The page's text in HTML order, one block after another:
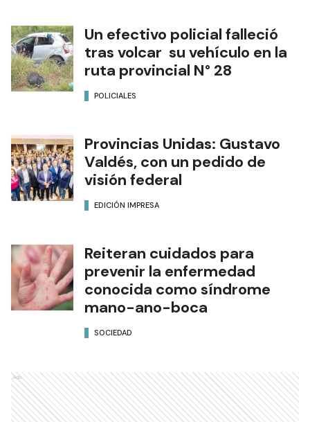
Un efectivo policial falleció
tras volcar su vehículo en la
ruta provincial N° 28
POLICIALES
Provincias Unidas: Gustavo
Valdés, con un pedido de
visión federal
EDICIÓN IMPRESA
Reiteran cuidados para
prevenir la enfermedad
conocida como síndrome
mano-ano-boca
SOCIEDAD
Ads